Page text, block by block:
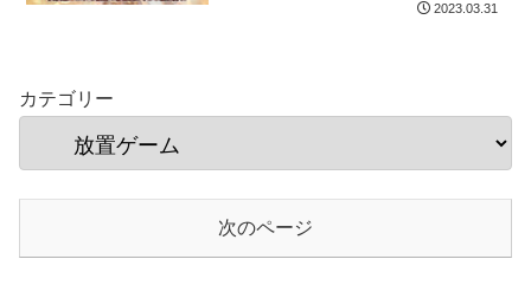
2023.03.31
カテゴリー
次のページ